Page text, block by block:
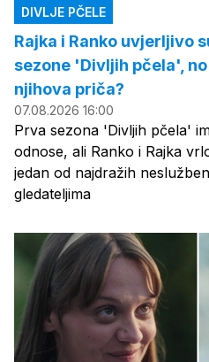
DIVLJE PČELE
Rajka i Ranko uvjerljivo
sezone 'Divljih pčela',
njihova priča?
07.08.2026 16:00
Prva sezona 'Divljih pčela'
odnose, ali Ranko i Rajka
jedan od najdražih
gledateljima